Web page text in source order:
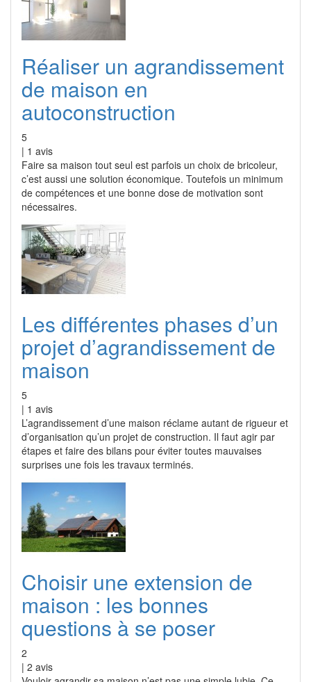
Réaliser un agrandissement
de maison en
autoconstruction
5
| 1 avis
Faire sa maison tout seul est parfois un choix de bricoleur,
c’est aussi une solution économique. Toutefois un minimum
de compétences et une bonne dose de motivation sont
nécessaires.
Les différentes phases d’un
projet d’agrandissement de
maison
5
| 1 avis
L’agrandissement d’une maison réclame autant de rigueur et
d’organisation qu’un projet de construction. Il faut agir par
étapes et faire des bilans pour éviter toutes mauvaises
surprises une fois les travaux terminés.
Choisir une extension de
maison : les bonnes
questions à se poser
2
| 2 avis